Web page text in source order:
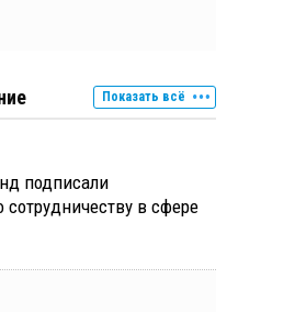
Показать всё
подписали
в сфере